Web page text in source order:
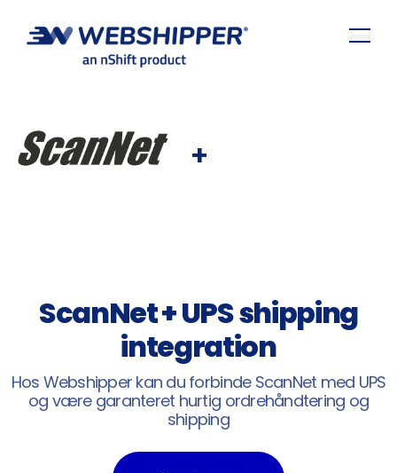
+
ScanNet + UPS shipping
integration
Hos Webshipper kan du forbinde ScanNet med UPS
og være garanteret hurtig ordrehåndtering og
shipping